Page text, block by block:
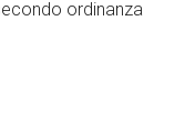
ordinanza